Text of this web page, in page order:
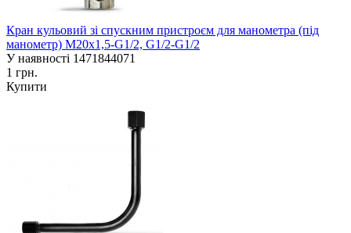
Кран кульовий зі спускним пристроєм для манометра (під
манометр) М20х1,5-G1/2, G1/2-G1/2
У наявності 1471844071
1 грн.
Купити